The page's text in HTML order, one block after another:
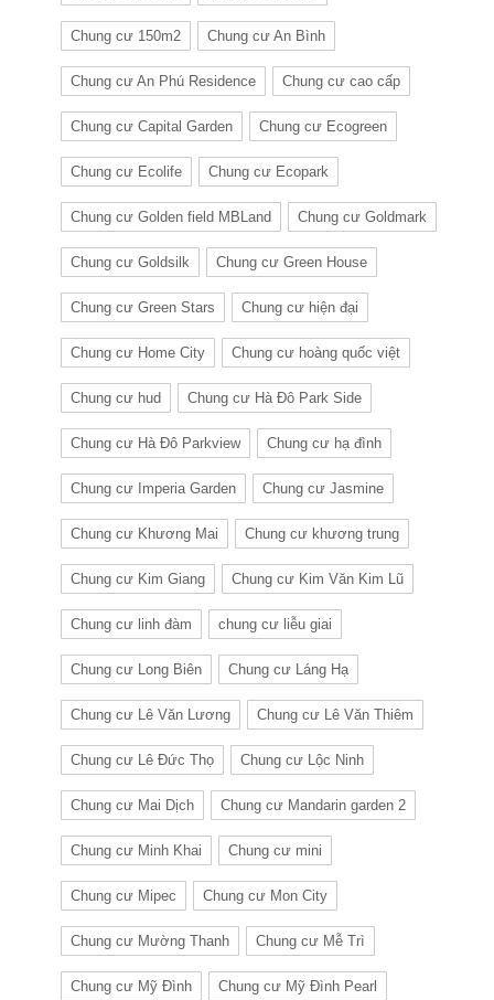
Chung cư 150m2 Chung cư An Bình
Chung cư An Phú Residence Chung cư cao cấp
Chung cư Capital Garden Chung cư Ecogreen
Chung cư Ecolife Chung cư Ecopark
Chung cư Golden field MBLand Chung cư Goldmark
Chung cư Goldsilk Chung cư Green House
Chung cư Green Stars Chung cư hiện đại
Chung cư Home City Chung cư hoàng quốc việt
Chung cư hud Chung cư Hà Đô Park Side
Chung cư Hà Đô Parkview Chung cư hạ đình
Chung cư Imperia Garden Chung cư Jasmine
Chung cư Khương Mai Chung cư khương trung
Chung cư Kim Giang Chung cư Kim Văn Kim Lũ
Chung cư linh đàm chung cư liễu giai
Chung cư Long Biên Chung cư Láng Hạ
Chung cư Lê Văn Lương Chung cư Lê Văn Thiêm
Chung cư Lê Đức Thọ Chung cư Lộc Ninh
Chung cư Mai Dịch Chung cư Mandarin garden 2
Chung cư Minh Khai Chung cư mini
Chung cư Mipec Chung cư Mon City
Chung cư Mường Thanh Chung cư Mễ Trì
Chung cư Mỹ Đình Chung cư Mỹ Đình Pearl